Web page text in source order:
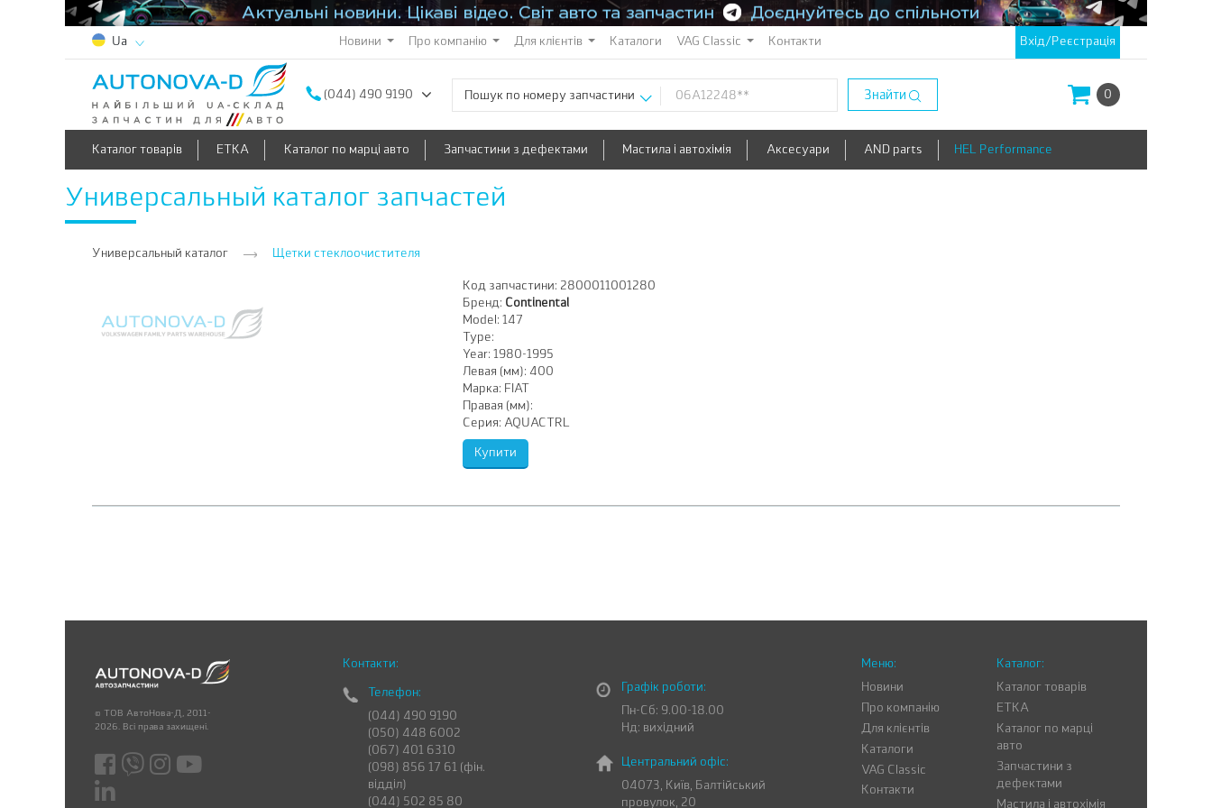
Ua Новини Про компанію Для клієнтів Каталоги VAG Classic Контакти Вхід/Реєстрація
(044) 490 9190 Пошук по номеру запчастини Знайти 0
Каталог товарів ETKA Каталог по марці авто Запчастини з дефектами Мастила і автохімія Аксесуари AND parts HEL Performance
Универсальный каталог запчастей
Универсальный каталог Щетки стеклоочистителя
Код запчастини: 2800011001280
Бренд: Continental
Model: 147
Type:
Year: 1980-1995
Левая (мм): 400
Марка: FIAT
Правая (мм):
Серия: AQUACTRL
© ТОВ АвтоНова-Д, 2011-
2026. Всі права захищені.
Контакти:
Телефон:
(044) 490 9190
(050) 448 6002
(067) 401 6310
(098) 856 17 61 (фін.
відділ)
(044) 502 85 80
Графік роботи:
Пн-Сб: 9.00-18.00
Нд: вихідний
Центральний офіс:
04073, Київ, Балтійський
провулок, 20
Каталог:
Каталог товарів
ETKA
Каталог по марці
авто
Запчастини з
дефектами
Мастила і автохімія
Меню:
Новини
Про компанію
Для клієнтів
Каталоги
VAG Classic
Контакти